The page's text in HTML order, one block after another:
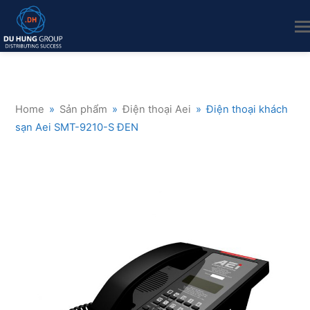
Home » Sản phẩm » Điện thoại Aei » Điện thoại khách
sạn Aei SMT-9210-S ĐEN